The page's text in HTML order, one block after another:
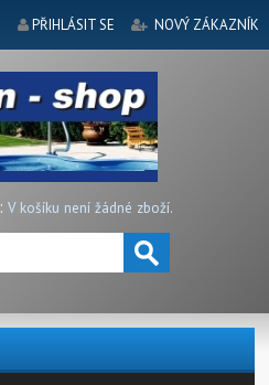
PŘIHLÁSIT SE NOVÝ ZÁKAZNÍK
: V košíku není žádné zboží.